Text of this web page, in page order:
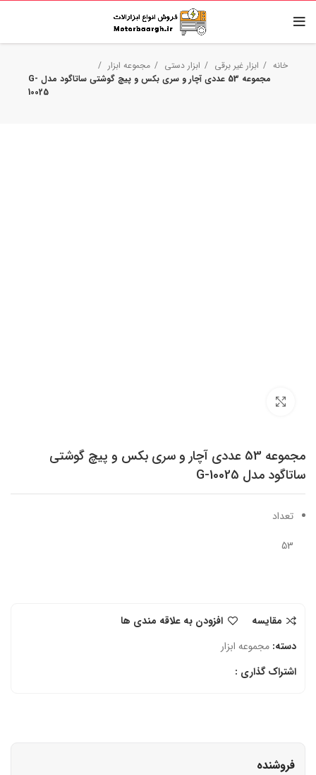
خانه ابزار غیر برقی ابزار دستی
مجموعه ابزار
مجموعه 53 عددی آچار و سری بکس و پیچ گوشتی ساتاگود مدل G-
10025
مجموعه 53 عددی آچار و سری بکس و پیچ گوشتی
ساتاگود مدل G-10025
تعداد
53
مقایسه
افزودن به علاقه مندی ها
دسته: مجموعه ابزار
اشتراک گذاری :
فروشنده